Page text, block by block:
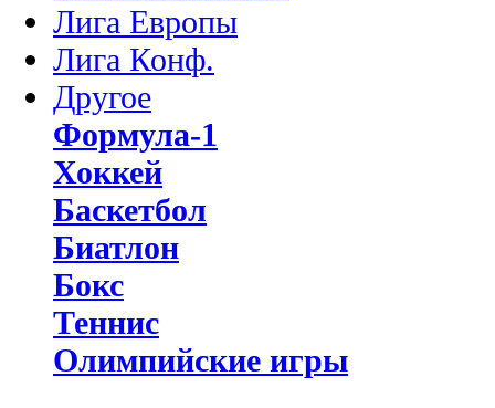
Лига Европы
Лига Конф.
Другое
Формула-1
Хоккей
Баскетбол
Биатлон
Бокс
Теннис
Олимпийские игры